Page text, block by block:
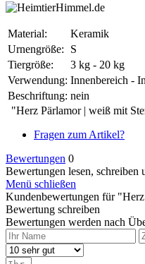
Material:
Keramik
Urnengröße:
S
Tiergröße:
3 kg - 20 kg
Verwendung: Innenbereich -
Beschriftung: nein
"Herz Pärlamor | weiß mit
Fragen zum Artikel?
Bewertungen 0
Bewertungen lesen, schreiben
Menü schließen
Kundenbewertungen für
Bewertung schreiben
Bewertungen werden nach